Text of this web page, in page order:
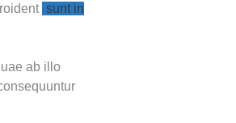
sunt in
ab illo